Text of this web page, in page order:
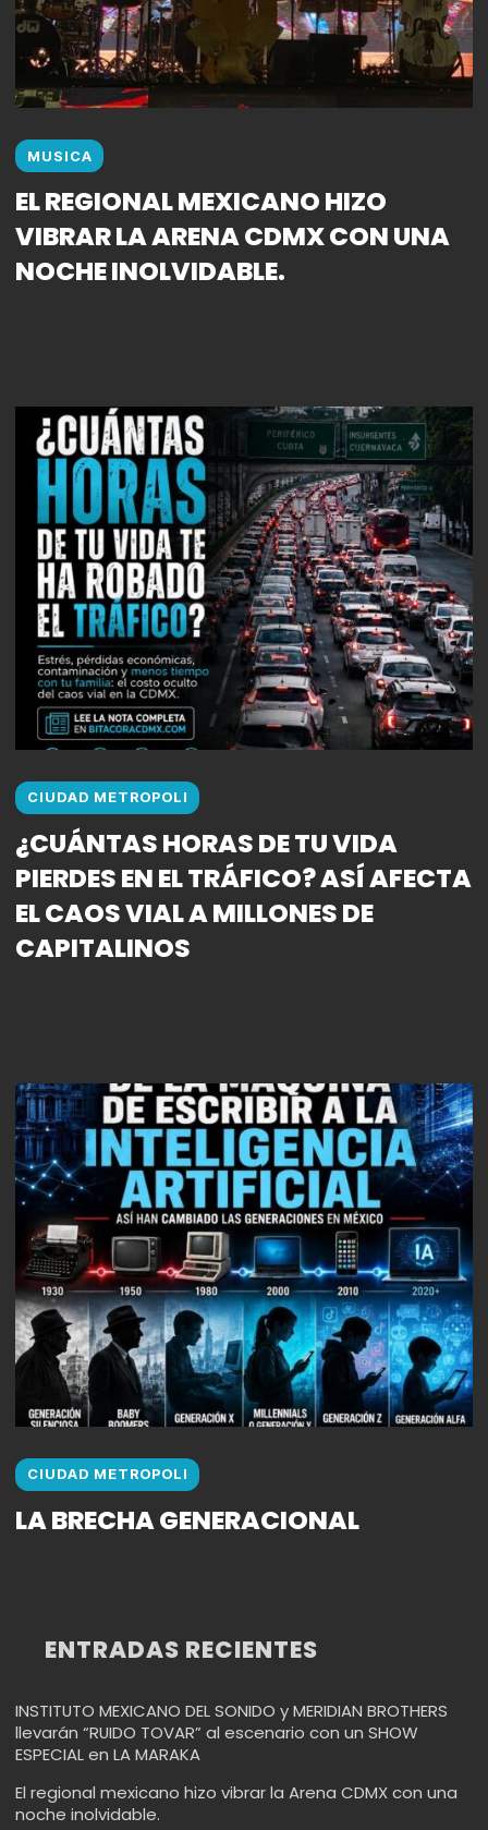
MUSICA
EL REGIONAL MEXICANO HIZO
VIBRAR LA ARENA CDMX CON UNA
NOCHE INOLVIDABLE.
CIUDAD METROPOLI
¿CUÁNTAS HORAS DE TU VIDA
PIERDES EN EL TRÁFICO? ASÍ AFECTA
EL CAOS VIAL A MILLONES DE
CAPITALINOS
CIUDAD METROPOLI
LA BRECHA GENERACIONAL
ENTRADAS RECIENTES
INSTITUTO MEXICANO DEL SONIDO y MERIDIAN BROTHERS
llevarán “RUIDO TOVAR” al escenario con un SHOW
ESPECIAL en LA MARAKA
El regional mexicano hizo vibrar la Arena CDMX con una
noche inolvidable.